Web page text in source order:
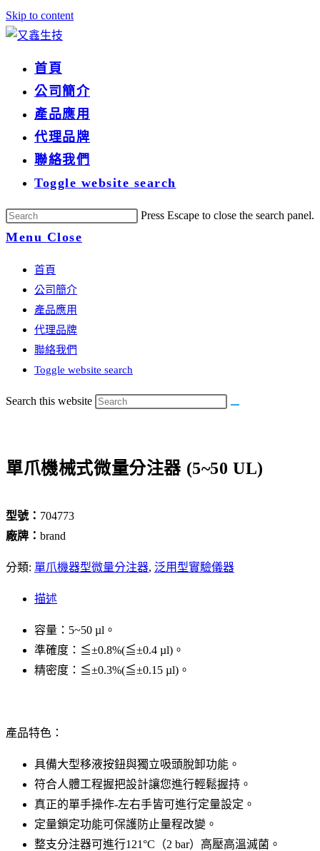
Skip to content
首頁
公司簡介
產品應用
代理品牌
聯絡我們
Toggle website search
Press Escape to close the search panel.
Menu Close
首頁
公司簡介
產品應用
代理品牌
聯絡我們
Toggle website search
Search this website
單爪機械式微量分注器 (5~50 UL)
型號： 704773
廠牌： brand
分類: 單爪機器型微量分注器, 泛用型實驗儀器
描述
容量：5~50 µl。
準確度：≦±0.8%(≦±0.4 µl)。
精密度：≦±0.3%(≦±0.15 µl)。
產品特色：
具備大型移液按鈕與獨立吸頭脫卸功能。
符合人體工程握把設計讓您進行輕鬆握持。
真正的單手操作-左右手皆可進行定量設定。
定量鎖定功能可保護防止量程改變。
整支分注器可進行121°C（2 bar）高壓高溫滅菌。